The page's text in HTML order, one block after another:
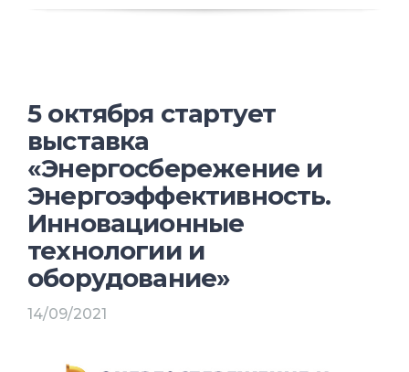
5 октября стартует
выставка
«Энергосбережение и
Энергоэффективность.
Инновационные
технологии и
оборудование»
14/09/2021